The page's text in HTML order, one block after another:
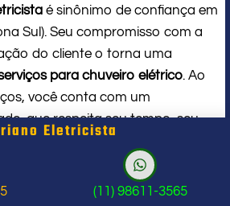
é sinônimo de confiança em
Sul). Seu compromisso com a
do cliente o torna uma
para chuveiro elétrico. Ao
você conta com um
que respeita seu tempo, seu
Eletricista
(11) 98611-3565